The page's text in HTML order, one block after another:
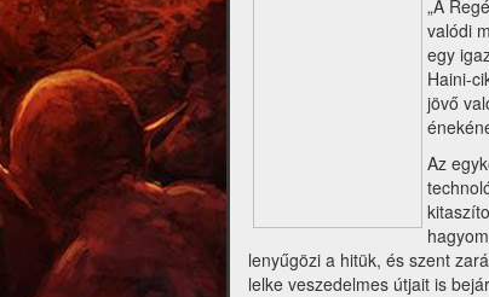
„A
valódi
egy
Haini-
jövő
Az
lenyűgözi a hitük, és szent
lelke veszedelmes útjait is